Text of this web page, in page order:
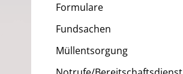
Formulare
Fundsachen
Müllentsorgung